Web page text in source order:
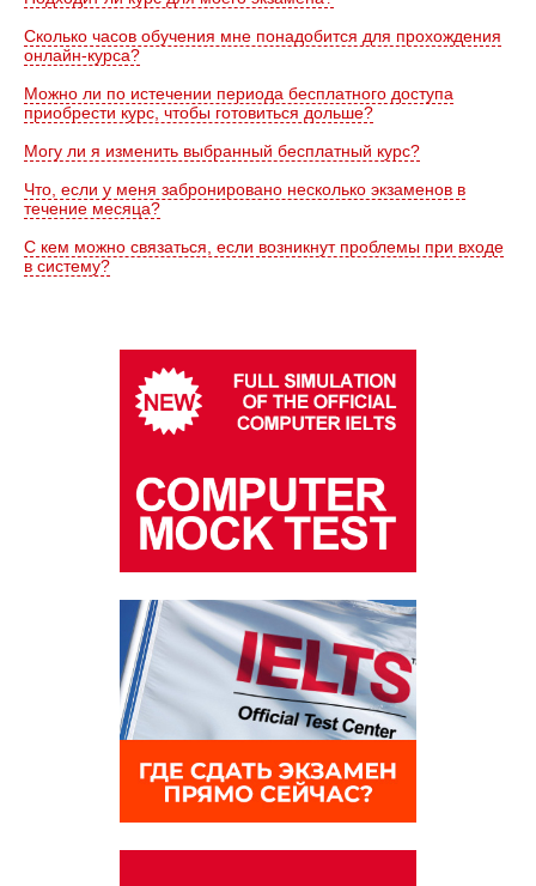
Сколько часов обучения мне понадобится для прохождения
онлайн-курса?
Можно ли по истечении периода бесплатного доступа
приобрести курс, чтобы готовиться дольше?
Могу ли я изменить выбранный бесплатный курс?
Что, если у меня забронировано несколько экзаменов в
течение месяца?
С кем можно связаться, если возникнут проблемы при входе
в систему?